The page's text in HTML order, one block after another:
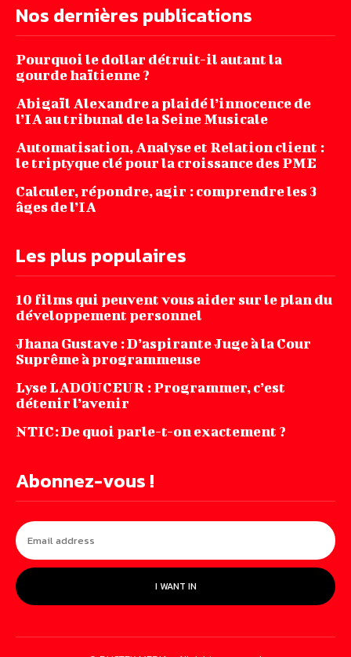
Nos dernières publications
Pourquoi le dollar détruit-il autant la
gourde haïtienne ?
Abigaïl Alexandre a plaidé l’innocence de
l’IA au tribunal de la Seine Musicale
Automatisation, Analyse et Relation client :
le triptyque clé pour la croissance des PME
Calculer, répondre, agir : comprendre les 3
âges de l’IA
Les plus populaires
10 films qui peuvent vous aider sur le plan du
développement personnel
Jhana‌ ‌Gustave‌ ‌:‌ ‌D’aspirante‌ ‌Juge‌ ‌à‌ ‌la‌ ‌Cour‌
‌Suprême‌ ‌à ‌programmeuse ‌
Lyse LADOUCEUR : Programmer, c’est
détenir l’avenir
NTIC: De quoi parle-t-on exactement ?
Abonnez-vous !
I WANT IN